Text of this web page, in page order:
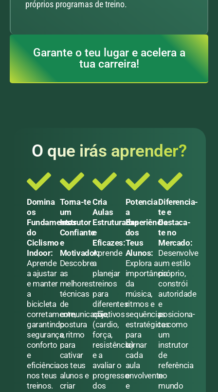
próprios programas de treino.
Garante o teu lugar e acelera a
tua carreira!
O que irás aprender?
Domina
os
Fundamentos
do
Ciclismo
Indoor:
Aprende
a ajustar
e manter
a
bicicleta
corretamente,
garantindo
segurança,
conforto
e
eficiência
nos teus
treinos.
Torna-te
um
Instrutor
Confiante
e
Motivador:
Descobre
as
melhores
técnicas
de
comunicação,
postura
e ritmo
para
cativar
os teus
alunos e
criar
Cria
Aulas
Estruturadas
e
Eficazes:
Aprende
a
planejar
treinos
para
diferentes
objetivos
(cardio,
força,
resistência)
e a
avaliar o
progresso
dos
Potencia
a
Experiência
dos
Teus
Alunos:
Explora a
importância
da
música,
ritmos e
sequências
estratégicas
para
tornar
cada
aula
envolvente
e
Diferencia-
te e
Destaca-
te no
Mercado:
Desenvolve
um estilo
próprio,
constrói
autoridade
e
posiciona-
te como
um
instrutor
de
referência
no
mundo